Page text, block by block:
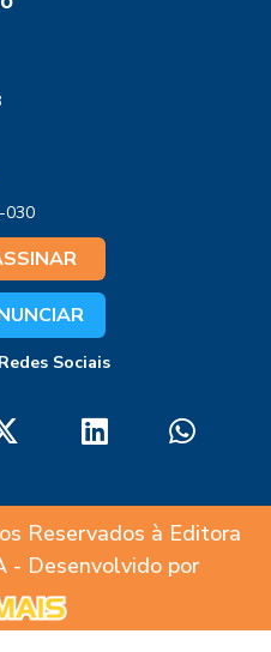
030
Sociais
Reservados à Editora
- Desenvolvido por